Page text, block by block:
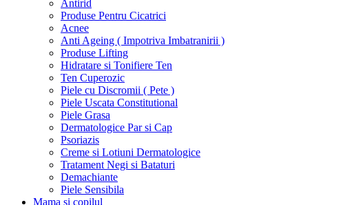
Antirid
Produse Pentru Cicatrici
Acnee
Anti Ageing ( Impotriva Imbatranirii )
Produse Lifting
Hidratare si Tonifiere Ten
Ten Cuperozic
Piele cu Discromii ( Pete )
Piele Uscata Constitutional
Piele Grasa
Dermatologice Par si Cap
Psoriazis
Creme si Lotiuni Dermatologice
Tratament Negi si Bataturi
Demachiante
Piele Sensibila
Mama si copilul